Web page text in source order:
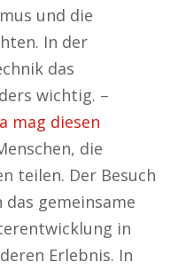
und die
In der
das
wichtig. –
mag diesen
die
teilen. Der Besuch
gemeinsame
in
Erlebnis. In